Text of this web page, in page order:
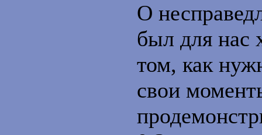
О
был для нас
том, как
свои